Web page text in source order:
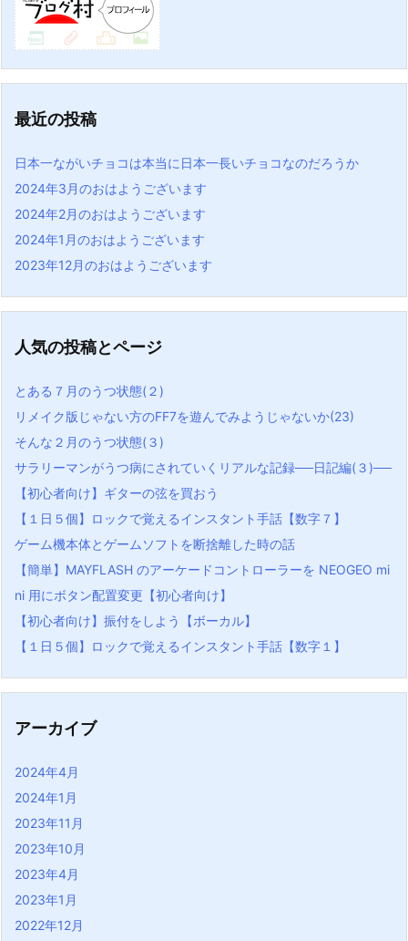
最近の投稿
日本一ながいチョコは本当に日本一長いチョコなのだろうか
2024年3月のおはようございます
2024年2月のおはようございます
2024年1月のおはようございます
2023年12月のおはようございます
人気の投稿とページ
とある７月のうつ状態(２)
リメイク版じゃない方のFF7を遊んでみようじゃないか(23)
そんな２月のうつ状態(３)
サラリーマンがうつ病にされていくリアルな記録──日記編(３)──
【初心者向け】ギターの弦を買おう
【１日５個】ロックで覚えるインスタント手話【数字７】
ゲーム機本体とゲームソフトを断捨離した時の話
【簡単】MAYFLASH のアーケードコントローラーを NEOGEO mi
ni 用にボタン配置変更【初心者向け】
【初心者向け】振付をしよう【ボーカル】
【１日５個】ロックで覚えるインスタント手話【数字１】
アーカイブ
2024年4月
2024年1月
2023年11月
2023年10月
2023年4月
2023年1月
2022年12月